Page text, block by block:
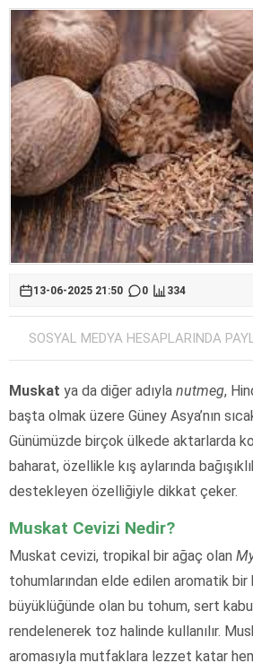
13-06-2025 21:50 0 334
SOSYAL MEDYA HESAPLARINDA
Muskat ya da diğer adıyla nutmeg,
başta olmak üzere Güney Asya’nın
Günümüzde birçok ülkede aktarlarda
baharat, özellikle kış aylarında
destekleyen özelliğiyle dikkat çeker.
Muskat Cevizi Nedir?
Muskat cevizi, tropikal bir ağaç olan
tohumlarından elde edilen aromatik bir
büyüklüğünde olan bu tohum, sert
rendelenerek toz halinde kullanılır.
aromasıyla mutfaklara lezzet katar